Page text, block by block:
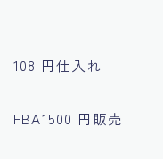
108 円仕入れ
FBA1500 円販売